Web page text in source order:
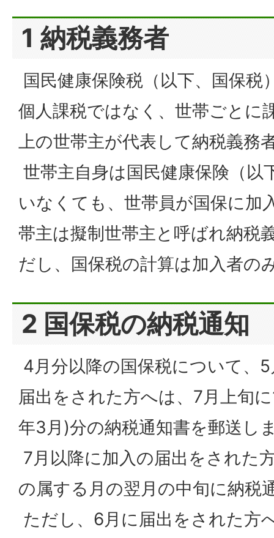
1 納税義務者
国民健康保険税（以下、国保税
個人課税ではなく、世帯ごとに
上の世帯主が代表して納税義務
世帯主自身は国民健康保険（以
いなくても、世帯員が国保に加
帯主は擬制世帯主と呼ばれ納税
だし、国保税の計算は加入者の
2 国保税の納税通知
4月分以降の国保税について、
届出をされた方へは、7月上旬
年3月)分の納税通知書を郵送し
7月以降に加入の届出をされた
の属する月の翌月の中旬に納税
ただし、6月に届出をされた方